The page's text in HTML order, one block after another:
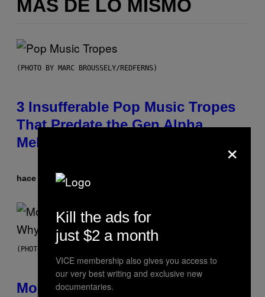
MÁS DE LO MISMO
(PHOTO BY MARC BROUSSELY/REDFERNS)
3 Insufferable Pop Music Tropes
That Predate the Gen Alpha
Melody
hace 38 minutosPor
(PHOTO VIA T-MOBILE)
Monoculture is Dead, and
×
Kill the ads for
just $2 a month
VICE membership also gives you access to
our very best writing and exclusive new
documentaries.